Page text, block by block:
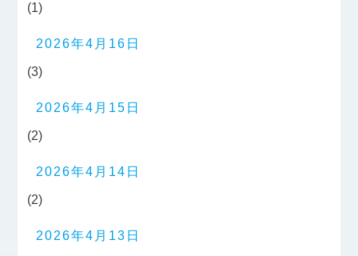
(1)
2026年4月16日
(3)
2026年4月15日
(2)
2026年4月14日
(2)
2026年4月13日